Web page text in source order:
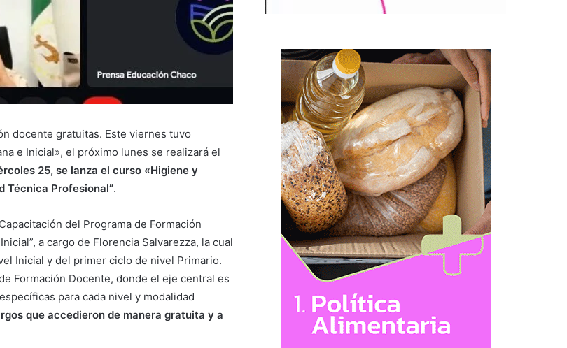
docente gratuitas. Este viernes tuvo
e Inicial», el próximo lunes se realizará el
25, se lanza el curso «Higiene y
Técnica Profesional”.
del Programa de Formación
a cargo de Florencia Salvarezza, la cual
Inicial y del primer ciclo de nivel Primario.
Formación Docente, donde el eje central es
para cada nivel y modalidad
que accedieron de manera gratuita y a